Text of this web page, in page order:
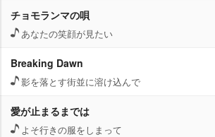
チョモランマの唄
あなたの笑顔が見たい
Breaking Dawn
影を落とす街並に溶け込んで
愛が止まるまでは
よそ行きの服をしまって